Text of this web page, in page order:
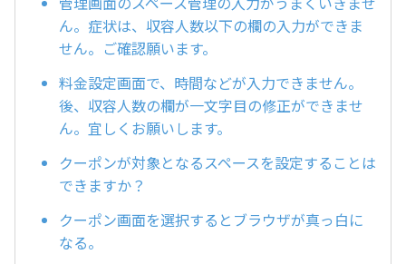
ん。症状は、収容人数以下の欄の入力ができま
せん。ご確認願います。
料金設定画面で、時間などが入力できません。
後、収容人数の欄が一文字目の修正ができませ
ん。宜しくお願いします。
クーポンが対象となるスペースを設定することは
できますか？
クーポン画面を選択するとブラウザが真っ白に
なる。